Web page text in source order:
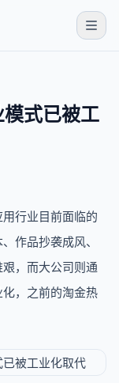
式已被工
行业目前面临的
作品抄袭成风、
，而大公司则通
，之前的淘金热